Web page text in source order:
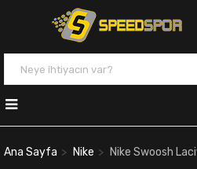
Ana Sayfa Nike Nike Swoosh